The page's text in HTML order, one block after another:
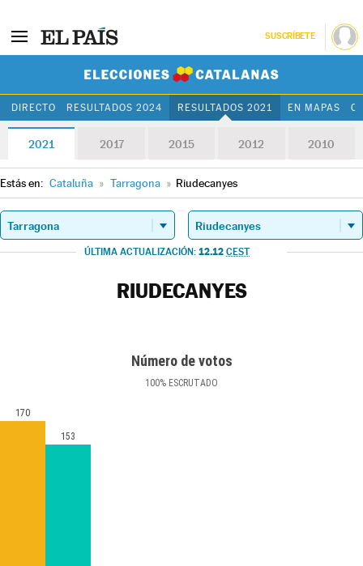
SUSCRÍBETE
DIRECTO RESULTADOS 2024 RESULTADOS 2021 EN MAPAS
2021 2017 2015 2012 2010
Estás en: Cataluña » Tarragona » Riudecanyes
ÚLTIMA ACTUALIZACIÓN: 12.12 CEST
RIUDECANYES
Número de votos
100% ESCRUTADO
170
153